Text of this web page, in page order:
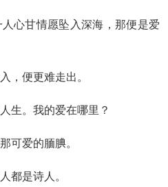
心甘情愿坠入深海，那便是爱
，便更难走出。
生。我的爱在哪里？
可爱的腼腆。
都是诗人。